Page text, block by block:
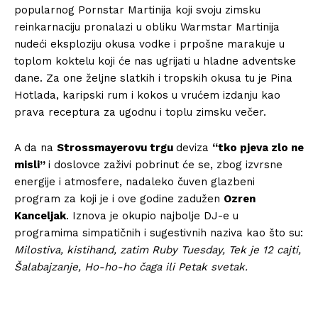
HoReCa PRO
Učlanite se
Moj račun
Politika privatnosti
popularnog Pornstar Martinija koji svoju zimsku
reinkarnaciju pronalazi u obliku Warmstar Martinija
nudeći eksploziju okusa vodke i prpošne marakuje u
toplom koktelu koji će nas ugrijati u hladne adventske
dane. Za one željne slatkih i tropskih okusa tu je Pina
Hotlada, karipski rum i kokos u vrućem izdanju kao
prava receptura za ugodnu i toplu zimsku večer.
A da na Strossmayerovu trgu deviza “tko pjeva zlo ne
misli” i doslovce zaživi pobrinut će se, zbog izvrsne
energije i atmosfere, nadaleko čuven glazbeni
program za koji je i ove godine zadužen Ozren
Kanceljak. Iznova je okupio najbolje DJ-e u
programima simpatičnih i sugestivnih naziva kao što su:
Milostiva, kistihand, zatim Ruby Tuesday, Tek je 12 cajti,
Šalabajzanje, Ho-ho-ho čaga ili Petak svetak.